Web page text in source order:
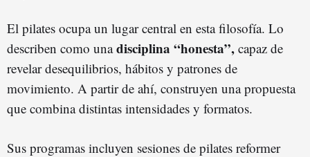
El pilates ocupa un lugar central en esta filosofía. Lo
describen como unadisciplina “honesta”, capaz de
revelar desequilibrios, hábitos y patrones de
movimiento. A partir de ahí, construyen una propuesta
que combina distintas intensidades y formatos.
Sus programas incluyen sesiones de pilates reformer